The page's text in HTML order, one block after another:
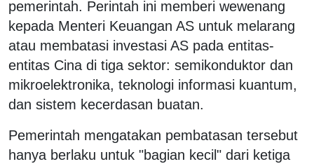
pemerintah. Perintah ini memberi wewenang
kepada Menteri Keuangan AS untuk melarang
atau membatasi investasi AS pada entitas-
entitas Cina di tiga sektor: semikonduktor dan
mikroelektronika, teknologi informasi kuantum,
dan sistem kecerdasan buatan.
Pemerintah mengatakan pembatasan tersebut
hanya berlaku untuk "bagian kecil" dari ketiga